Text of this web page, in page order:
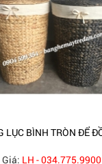
LỤC BÌNH TRÒN ĐỂ
Giá: LH - 034.775.9900